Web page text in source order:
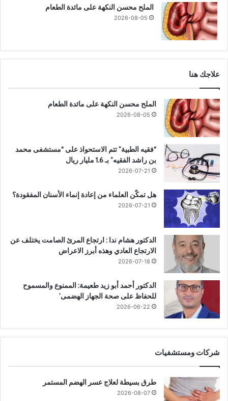
الملح محسن النكهة على مائدة الطعام
2026-08-05
علاجك هنا
الملح محسن النكهة على مائدة الطعام
2026-08-05
“فقيه الطبية” تتم الاستحواذ على “مستشفى محمد
بن راشد الفقيه” بـ 1.6 مليار ريال
2026-07-21
هل تمكّن العلماء من إعادة إنماء الأسنان المفقودة؟
2026-07-21
الدكتور هشام ندا : ارتجاع المرئ الصامت يختلف عن
الارتجاع العادي وهذه أبرز الاعراض
2026-07-18
الدكتور أحمد أبو زيد طعيمة: الممنوع والمسموح
للحفاظ على صحة الجهاز الهضمى’
2026-06-22
شركات ومستشفيات
طرق بسيطة لعلاج عسر الهضم المستمر
2026-08-07